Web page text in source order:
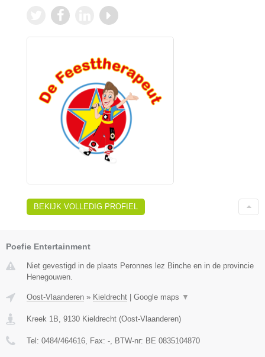
BEKIJK VOLLEDIG PROFIEL
Poefie Entertainment
Niet gevestigd in de plaats Peronnes lez Binche en in de provincie
Henegouwen.
Oost-Vlaanderen » Kieldrecht | Google maps ▼
Kreek 1B 9130 Kieldrecht (Oost-Vlaanderen)
Tel: 0484/464616 , Fax: - , BTW-nr: BE 0835104870